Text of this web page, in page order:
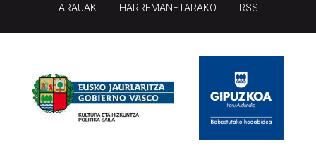
ARAUAK HARREMANETARAKO RSS